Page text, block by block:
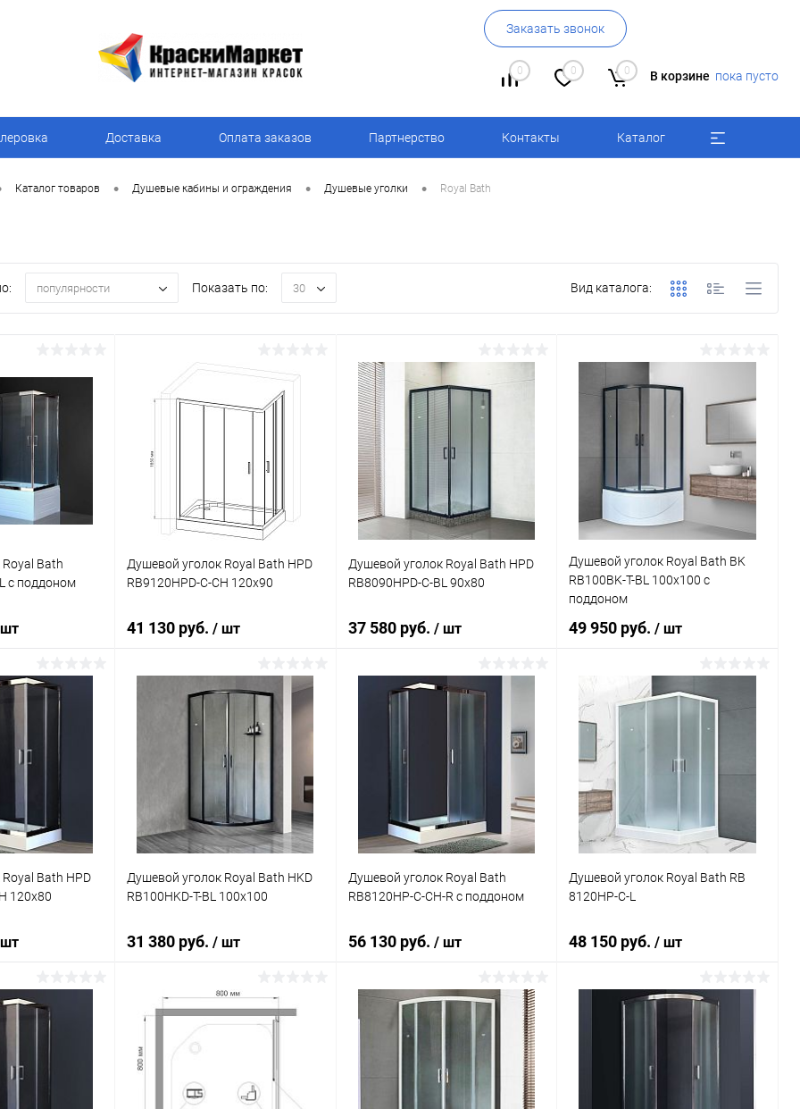
Заказать звонок
0 0 0 В корзине пока пусто
Доставка Оплата заказов Партнерство Контакты Каталог
Каталог товаров • Душевые кабины и ограждения • Душевые уголки • Royal Bath
популярности Показать по: 30 Вид каталога:
Bath
с поддоном
Душевой уголок Royal Bath HPD
RB9120HPD-C-CH 120x90
41 130 руб. / шт
В корзину
Купить в 1 клик
Под заказ
Душевой уголок Royal Bath HPD
RB8090HPD-C-BL 90x80
37 580 руб. / шт
В корзину
Купить в 1 клик Сравнение
Душевой уголок Royal Bath BK
RB100BK-T-BL 100x100 с
поддоном
49 950 руб./ шт
В корзину
Купить в 1 клик
В избранное Под заказ
Bath HPD
120x80
Душевой уголок Royal Bath HKD
RB100HKD-T-BL 100x100
31 380 руб. / шт
В корзину
В избранное Под заказ
Душевой уголок Royal Bath
RB8120HP-C-CH-R с поддоном
56 130 руб. / шт
В корзину
Сравнение
Под заказ
Душевой уголок Royal Bath RB
8120HP-C-L
48 150 руб./ шт
В корзину
Купить в 1 клик Сравнение
В избранное